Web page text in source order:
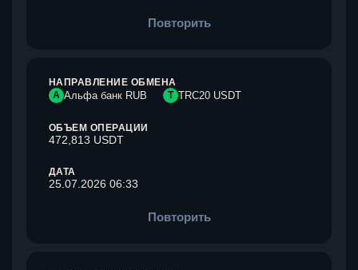
Повторить
НАПРАВЛЕНИЕ ОБМЕНА
А Альфа банк RUB T TRC20 USDT
ОБЪЕМ ОПЕРАЦИИ
472,813 USDT
ДАТА
25.07.2026 06:33
Повторить